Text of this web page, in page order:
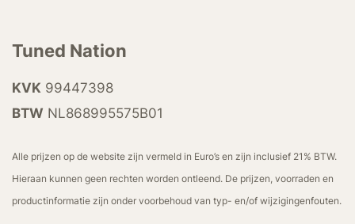
Tuned Nation
KVK 99447398
BTW NL868995575B01
Alle prijzen op de website zijn vermeld in Euro’s en zijn inclusief 21% BTW.
Hieraan kunnen geen rechten worden ontleend. De prijzen, voorraden en
productinformatie zijn onder voorbehoud van typ- en/of wijzigingenfouten.